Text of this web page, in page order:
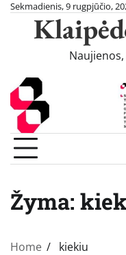
Skip
content
Sekmadienis, 9 rugpjūčio,
Žyma:
Home kiekiu